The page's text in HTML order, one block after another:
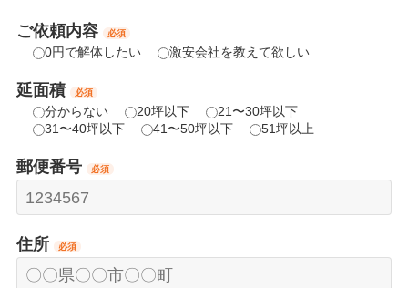
ご依頼内容 必須
0円で解体したい 激安会社を教えて欲しい
延面積 必須
分からない 20坪以下
21〜30坪以下
31〜40坪以下
41〜50坪以下 51坪以上
郵便番号 必須
住所 必須